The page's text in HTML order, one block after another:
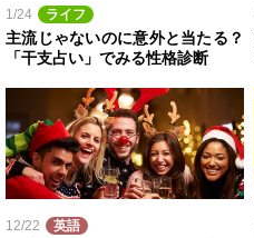
1/24 ライフ
主流じゃないのに意外と当たる？
「干支占い」でみる性格診断
12/22 英語